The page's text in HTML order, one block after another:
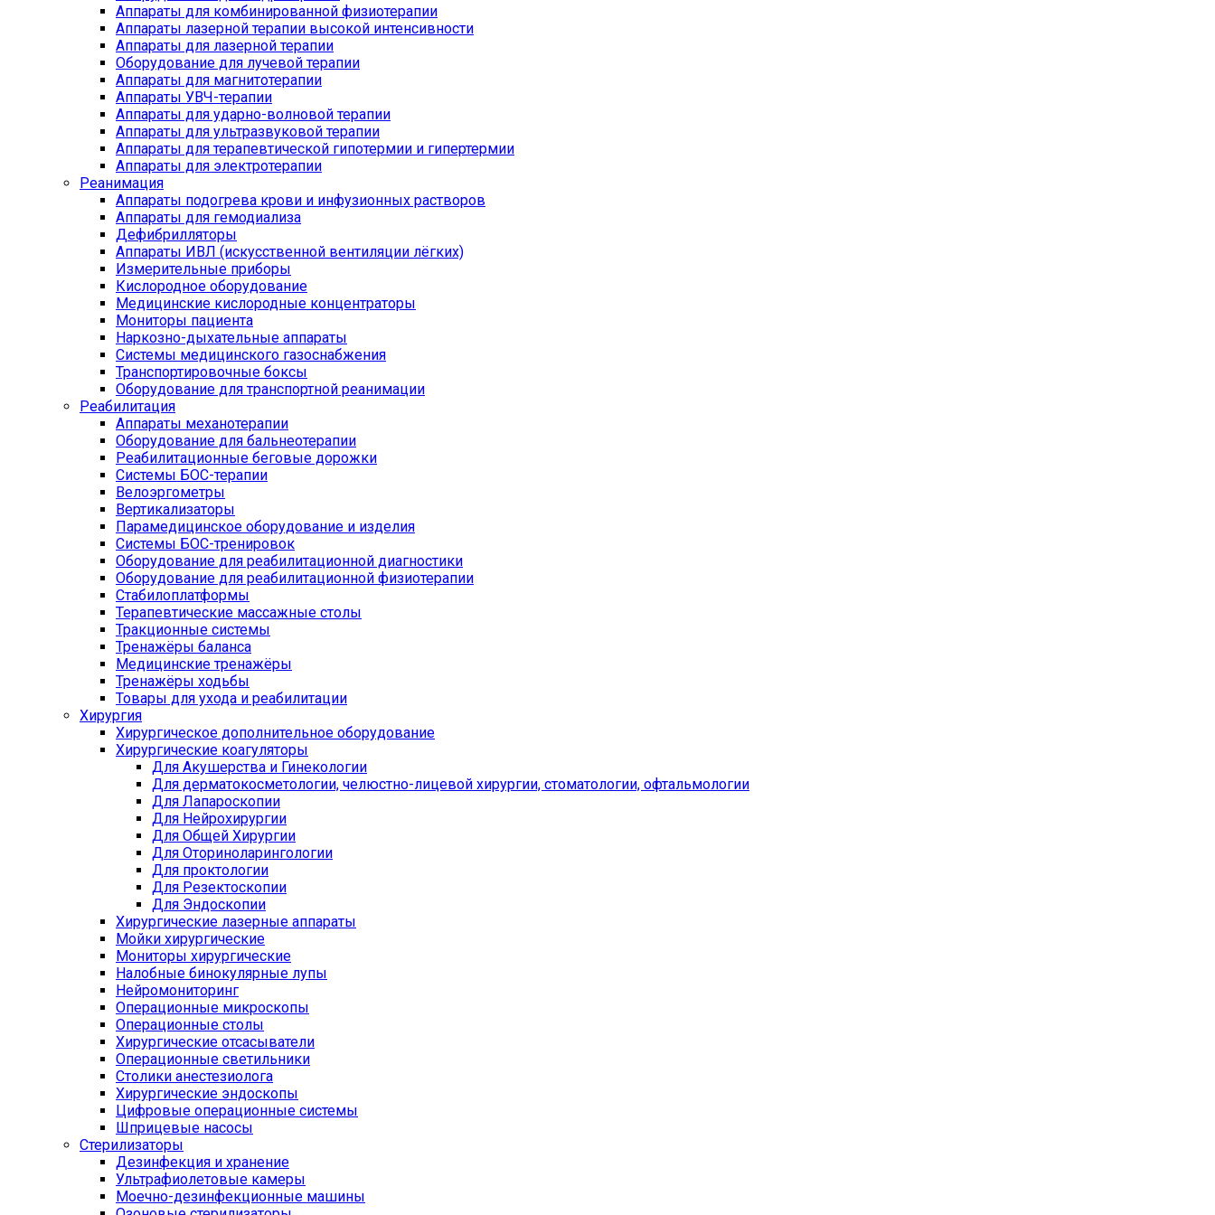
Аппараты для комбинированной физиотерапии
Аппараты лазерной терапии высокой интенсивности
Аппараты для лазерной терапии
Оборудование для лучевой терапии
Аппараты для магнитотерапии
Аппараты УВЧ-терапии
Аппараты для ударно-волновой терапии
Аппараты для ультразвуковой терапии
Аппараты для терапевтической гипотермии и гипертермии
Аппараты для электротерапии
Реанимация
Аппараты подогрева крови и инфузионных растворов
Аппараты для гемодиализа
Дефибрилляторы
Аппараты ИВЛ (искусственной вентиляции лёгких)
Измерительные приборы
Кислородное оборудование
Медицинские кислородные концентраторы
Мониторы пациента
Наркозно-дыхательные аппараты
Системы медицинского газоснабжения
Транспортировочные боксы
Оборудование для транспортной реанимации
Реабилитация
Аппараты механотерапии
Оборудование для бальнеотерапии
Реабилитационные беговые дорожки
Системы БОС-терапии
Велоэргометры
Вертикализаторы
Парамедицинское оборудование и изделия
Системы БОС-тренировок
Оборудование для реабилитационной диагностики
Оборудование для реабилитационной физиотерапии
Стабилоплатформы
Терапевтические массажные столы
Тракционные системы
Тренажёры баланса
Медицинские тренажёры
Тренажёры ходьбы
Товары для ухода и реабилитации
Хирургия
Хирургическое дополнительное оборудование
Хирургические коагуляторы
Для Акушерства и Гинекологии
Для дерматокосметологии, челюстно-лицевой хирургии, стоматологии, офтальмологии
Для Лапароскопии
Для Нейрохирургии
Для Общей Хирургии
Для Оториноларингологии
Для проктологии
Для Резектоскопии
Для Эндоскопии
Хирургические лазерные аппараты
Мойки хирургические
Мониторы хирургические
Налобные бинокулярные лупы
Нейромониторинг
Операционные микроскопы
Операционные столы
Хирургические отсасыватели
Операционные светильники
Столики анестезиолога
Хирургические эндоскопы
Цифровые операционные системы
Шприцевые насосы
Стерилизаторы
Дезинфекция и хранение
Ультрафиолетовые камеры
Моечно-дезинфекционные машины